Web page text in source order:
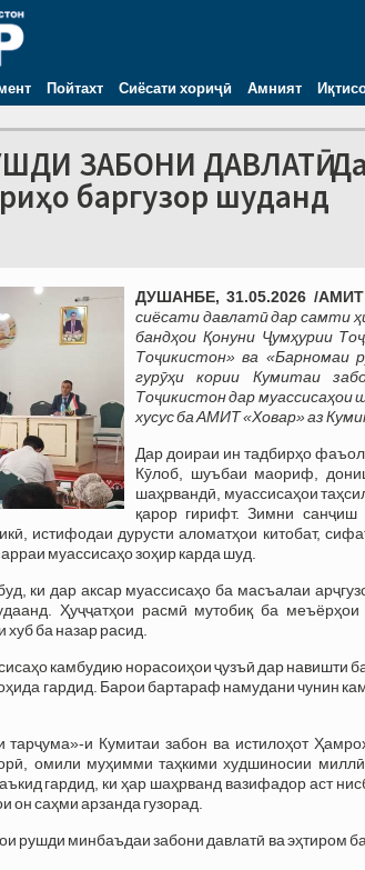
Пойтахт Сиёсати хориҷӣ Амният
ЗАБОНИ ДАВЛАТӢ.
баргузор шуданд
ДУШАНБЕ, 31.05.2026 /
сиёсати давлатӣ дар самти
бандҳои Қонуни Ҷумҳурии
Тоҷикистон» ва «Барномаи
гурӯҳи кории Кумитаи
Тоҷикистон дар муассисаҳои
хусус ба АМИТ«Ховар» аз
Дар доираи ин тадбирҳо
Кӯлоб, шуъбаи маориф,
шаҳрвандӣ, муассисаҳои
қарор гирифт. Зимни санҷиш
истифодаи дурусти аломатҳои китобат,
муассисаҳо зоҳир карда шуд.
ки дар аксар муассисаҳо ба масъалаи
Ҳуҷҷатҳои расмӣ мутобиқ ба
хуб ба назар расид.
камбудию норасоиҳои ҷузъӣ дар навишти
гардид. Барои бартараф намудани чунин
и Кумитаи забон ва истилоҳот
омили муҳимми таҳкими худшиносии
гардид, ки ҳар шаҳрванд вазифадор аст
он саҳми арзанда гузорад.
рушди минбаъдаи забони давлатӣ ва эҳтиром